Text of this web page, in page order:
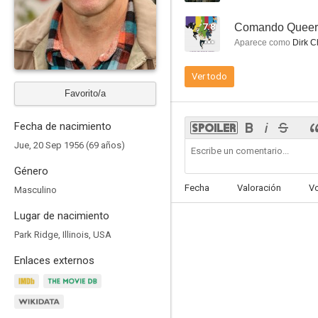
Favorito/a
Fecha de nacimiento
Jue, 20 Sep 1956 (69 años)
Género
Masculino
Lugar de nacimiento
Park Ridge, Illinois, USA
Enlaces externos
Imborrable
8.0
7.8 Comando Queer
Aparece como Dirk
Ver todo
Fecha Valoración